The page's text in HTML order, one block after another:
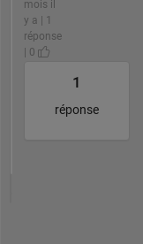
mois il
y a | 1
réponse
| 0
1
réponse